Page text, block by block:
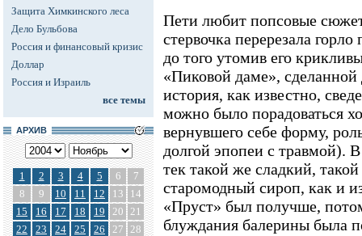
Защита Химкинского леса
Дело Бульбова
Россия и финансовый кризис
Доллар
Россия и Израиль
все темы
АРХИВ
1 2 3 4 5 6
7
8
9 10 11 12 13
14
15
16 17 18 19 20 21
22
23 24 25 26 27 28
Пети любит попсовые
стервочка перерезала
до того утомив его
«Пиковой даме», сделанной
история, как известно,
можно было порадоваться
вернувшего себе форму,
долгой эпопеи с травмой).
тек такой же сладкий,
старомодный сироп, как и
«Пруст» был получше,
блуждания балерины была